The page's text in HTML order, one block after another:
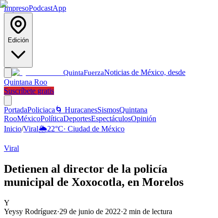
ImpresoPodcastApp
Edición
QuintaFuerzaNoticias de México, desde
Quintana Roo
Suscríbete gratis
PortadaPoliciaca 🌀 HuracanesSismosQuintana
RooMéxicoPolíticaDeportesEspectáculosOpinión
Inicio/Viral🌦️22°C· Ciudad de México
Viral
Detienen al director de la policía
municipal de Xoxocotla, en Morelos
Y
Yeysy Rodríguez·29 de junio de 2022·2 min de lectura